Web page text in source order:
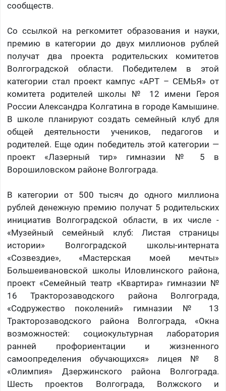
сообществ.
Со ссылкой на регкомитет образования и науки,
премию в категории до двух миллионов рублей
получат два проекта родительских комитетов
Волгоградской области. Победителем в этой
категории стал проект кампус «АРТ – СЕМЬЯ» от
комитета родителей школы № 12 имени Героя
России Александра Колгатина в городе Камышине.
В школе планируют создать семейный клуб для
общей деятельности учеников, педагогов и
родителей. Еще один победитель этой категории —
проект «Лазерный тир» гимназии № 5 в
Ворошиловском районе Волгограда.
В категории от 500 тысяч до одного миллиона
рублей денежную премию получат 5 родительских
инициатив Волгоградской области, в их числе -
«Музейный семейный клуб: Листая страницы
истории» Волгоградской школы-интерната
«Созвездие», «Мастерская моей мечты»
Большеивановской школы Иловлинского района,
проект «Семейный театр «Квартира» гимназии №
16 Тракторозаводского района Волгограда,
«Содружество поколений» гимназии № 13
Тракторозаводского района Волгограда, «Окна
возможностей: социокультурная лаборатория
ранней профориентации и жизненного
самоопределения обучающихся» лицея № 8
«Олимпия» Дзержинского района Волгограда.
Шесть проектов Волгограда, Волжского и